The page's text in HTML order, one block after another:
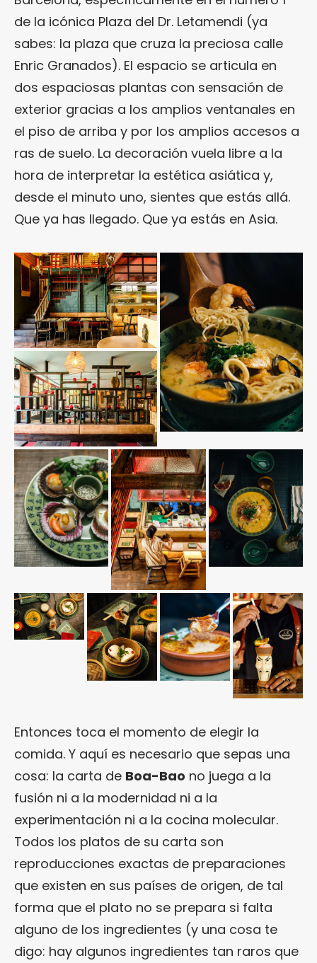
de la icónica Plaza del Dr. Letamendi (ya
sabes: la plaza que cruza la preciosa calle
Enric Granados). El espacio se articula en
dos espaciosas plantas con sensación de
exterior gracias a los amplios ventanales en
el piso de arriba y por los amplios accesos a
ras de suelo. La decoración vuela libre a la
hora de interpretar la estética asiática y,
desde el minuto uno, sientes que estás allá.
Que ya has llegado. Que ya estás en Asia.
Entonces toca el momento de elegir la
comida. Y aquí es necesario que sepas una
cosa: la carta de Boa-Bao no juega a la
fusión ni a la modernidad ni a la
experimentación ni a la cocina molecular.
Todos los platos de su carta son
reproducciones exactas de preparaciones
que existen en sus países de origen, de tal
forma que el plato no se prepara si falta
alguno de los ingredientes (y una cosa te
digo: hay algunos ingredientes tan raros que